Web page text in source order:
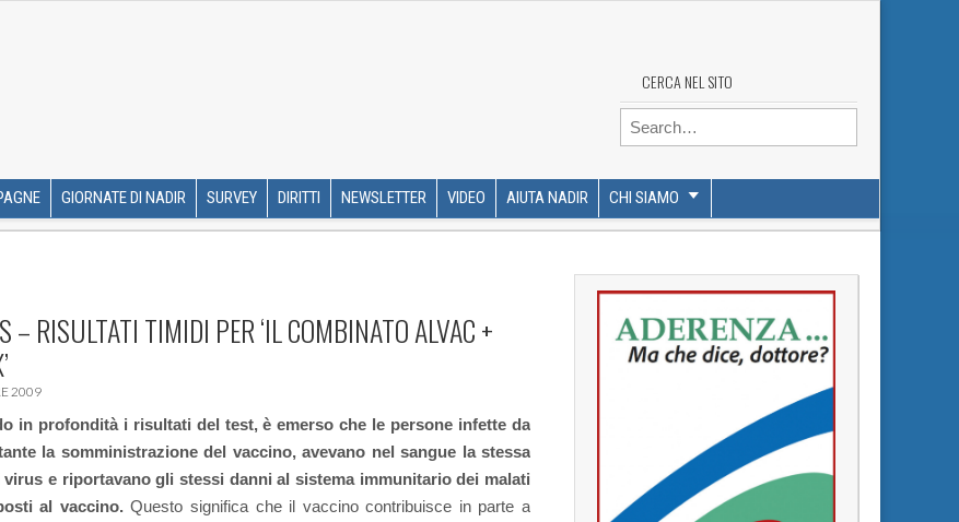
CERCA NEL SITO
Search for:
SKIP TO CONTENT
GIORNATE DI NADIR SURVEY DIRITTI NEWSLETTER VIDEO AIUTA NADIR CHI SIAMO
– RISULTATI TIMIDI PER ‘IL COMBINATO ALVAC +
2009
in profondità i risultati del test, è emerso che le persone infette da
la somministrazione del vaccino, avevano nel sangue la stessa
e riportavano gli stessi danni al sistema immunitario dei malati
al vaccino.Questo significa che il vaccino contribuisce in parte a